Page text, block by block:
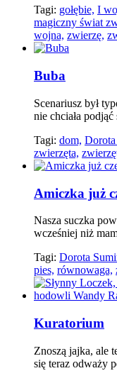
Tagi: gołębie, I
magiczny świat
wojna, zwierzę,
Buba
Scenariusz był
nie chciała
Tagi: dom,
zwierzęta,
Amiczka już
Nasza suczka
wcześniej niż
Tagi: Dorota
pies, równowaga,
Kuratorium
Znoszą jajka, ale
się teraz odważy